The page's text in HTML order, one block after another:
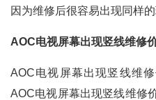
因为维修后很容易出现同样
AOC电视屏幕出现竖线维修
AOC电视屏幕出现竖线维
AOC电视屏幕出现竖线维修